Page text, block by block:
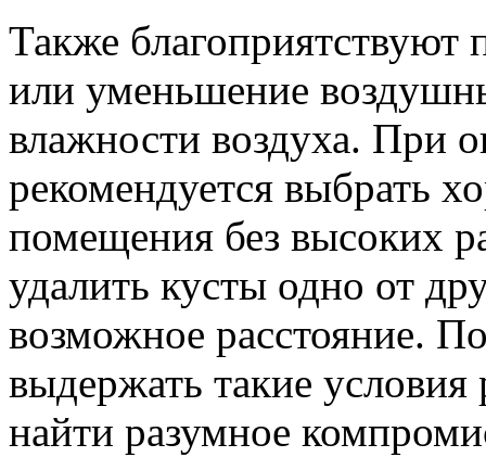
Также благоприятствуют
или уменьшение
влажности воздуха. При
рекомендуется выбрать
помещения без высоких
удалить кусты одно от
возможное расстояние.
выдержать такие условия
найти разумное